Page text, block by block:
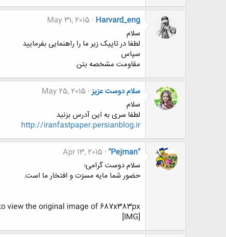
Harvard_eng
May 31, 2015
سلام
لطفا در تاپیک زیر ما را راهنمایی بفرمایید
سپاس
مقاومت مشخصه بتن
سلام دوست عزیز May 25, 2015
سلام
لطفا سری به این آدرس بزنید
http://iranfastpaper.persianblog.ir
"Pejman"
Apr 13, 2015
سلام دوست گرامی؛
حضور شما مایه مسرّت و افتخار ما است.
view the original image of 687x383px.
[IMG]